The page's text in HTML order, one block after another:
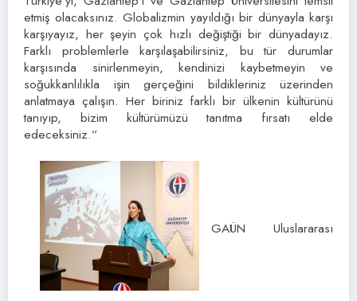
etmiş olacaksınız. Globalizmin yayıldığı bir dünyayla karşı
karşıyayız, her şeyin çok hızlı değiştiği bir dünyadayız.
Farklı problemlerle karşılaşabilirsiniz, bu tür durumlar
karşısında sinirlenmeyin, kendinizi kaybetmeyin ve
soğukkanlılıkla işin gerçeğini bildikleriniz üzerinden
anlatmaya çalışın. Her biriniz farklı bir ülkenin kültürünü
tanıyıp, bizim kültürümüzü tanıtma fırsatı elde
edeceksiniz.”
GAÜN Uluslararası